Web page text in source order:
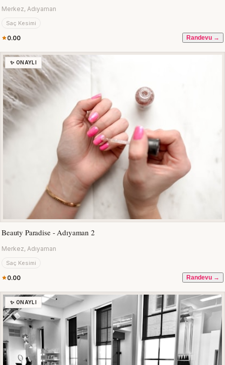
Merkez, Adıyaman
Saç Kesimi
0.00 Randevu →
✨ ONAYLI
Beauty Paradise - Adıyaman 2
Merkez, Adıyaman
Saç Kesimi
0.00 Randevu →
✨ ONAYLI